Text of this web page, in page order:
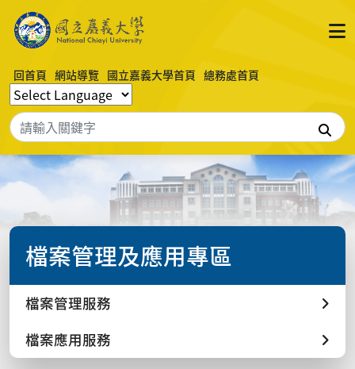
回首頁 網站導覽 國立嘉義大學首頁 總務處首頁
搜尋
檔案管理及應用專區
檔案管理服務
檔案應用服務